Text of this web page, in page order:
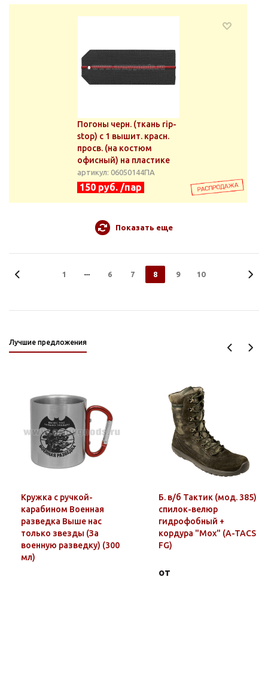
Погоны черн. (ткань rip-
stop) с 1 вышит. красн.
просв. (на костюм
офисный) на пластике
артикул: 06050144ПА
150 руб. /пар
Показать еще
1 6 7 8 9 10
Лучшие предложения
Кружка с ручкой-
карабином Военная
разведка Выше нас
только звезды (За
военную разведку) (300
мл)
Б. в/б Тактик (мод. 385)
спилок-велюр
гидрофобный +
кордура "Мох" (A-TACS
FG)
от